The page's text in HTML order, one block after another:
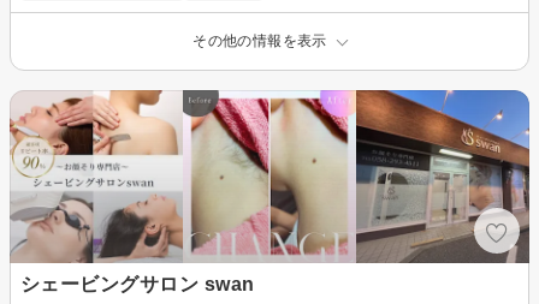
その他の情報を表示
シェービングサロン swan